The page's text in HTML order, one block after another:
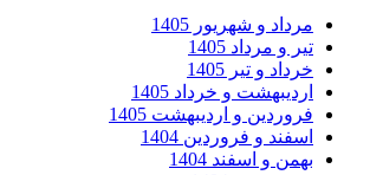
مرداد و شهریور 1405
تیر و مرداد 1405
خرداد و تیر 1405
اردیبهشت و خرداد 1405
فروردین و اردیبهشت 1405
اسفند و فروردین 1404
بهمن و اسفند 1404